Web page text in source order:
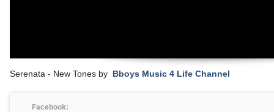
Serenata - New Tones by Bboys Music 4 Life Channel
Facebook: